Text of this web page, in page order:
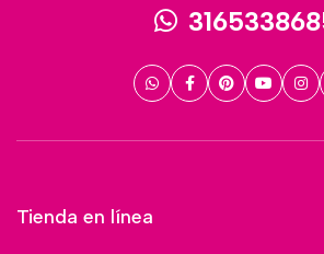
Tienda en línea